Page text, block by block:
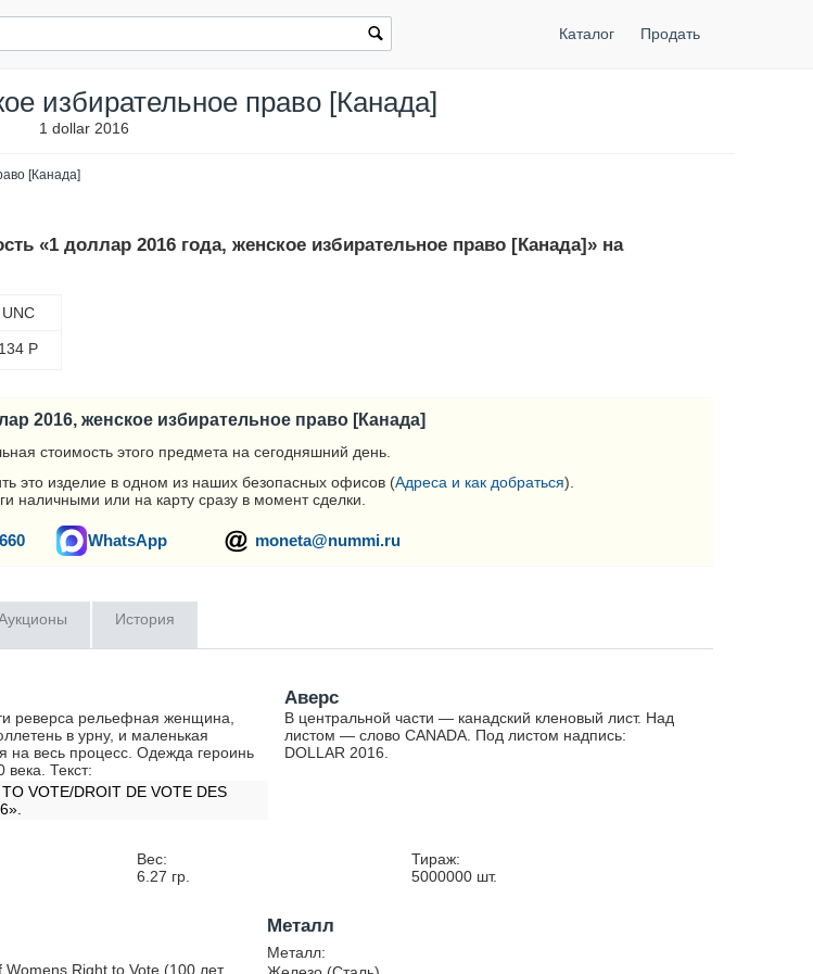
Каталог Продать
избирательное право [Канада]
1 dollar 2016
[Канада]
«1 доллар 2016 года, женское избирательное право [Канада]» на
UNC
134 Р
2016, женское избирательное право [Канада]
стоимость этого предмета на сегодняшний день.
это изделие в одном из наших безопасных офисов (Адреса и как добраться).
наличными или на карту сразу в момент сделки.
WhatsApp moneta@nummi.ru
История
реверса рельефная женщина,
в урну, и маленькая
на весь процесс. Одежда героинь
века. Текст:
VOTE/DROIT DE VOTE DES
Аверс
В центральной части — канадский кленовый лист. Над
листом — слово CANADA. Под листом надпись:
DOLLAR 2016.
Вес:
6.27 гр.
Тираж:
5000000 шт.
Womens Right to Vote (100 лет
Металл
Металл: